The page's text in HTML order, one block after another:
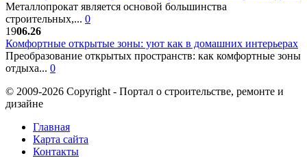
Металлопрокат является основой большинства
строительных,... 0
1906.26
Комфортные открытые зоны: уют как в домашних интерьерах
Преобразование открытых пространств: как комфортные зоны
отдыха... 0
© 2009-2026 Copyright - Портал о строительстве, ремонте и
дизайне
Главная
Карта сайта
Контакты